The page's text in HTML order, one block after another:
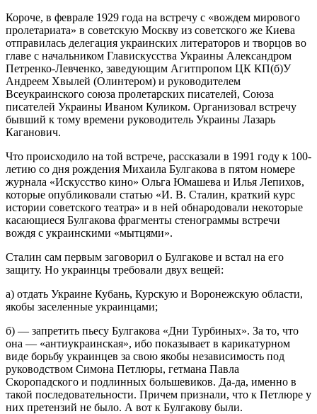
Короче, в феврале 1929 года на встречу с «вождем мирового
пролетариата» в советскую Москву из советского же Киева
отправилась делегация украинских литераторов и творцов во
главе с начальником Главискусства Украины Александром
Петренко-Левченко, заведующим Агитпропом ЦК КП(б)У
Андреем Хвылей (Олинтером) и руководителем
Всеукраинского союза пролетарских писателей, Союза
писателей Украины Иваном Куликом. Организовал встречу
бывший к тому времени руководитель Украины Лазарь
Каганович.
Что происходило на той встрече, рассказали в 1991 году к 100-
летию со дня рождения Михаила Булгакова в пятом номере
журнала «Искусство кино» Ольга Юмашева и Илья Лепихов,
которые опубликовали статью «И. В. Сталин, краткий курс
истории советского театра» и в ней обнародовали некоторые
касающиеся Булгакова фрагменты стенограммы встречи
вождя с украинскими «мытцями».
Сталин сам первым заговорил о Булгакове и встал на его
защиту. Но украинцы требовали двух вещей:
а) отдать Украине Кубань, Курскую и Воронежскую области,
якобы заселенные украинцами;
б) — запретить пьесу Булгакова «Дни Турбиных». За то, что
она — «антиукраинская», ибо показывает в карикатурном
виде борьбу украинцев за свою якобы независимость под
руководством Симона Петлюры, гетмана Павла
Скоропадского и подлинных большевиков. Да-да, именно в
такой последовательности. Причем признали, что к Петлюре у
них претензий не было. А вот к Булгакову были.